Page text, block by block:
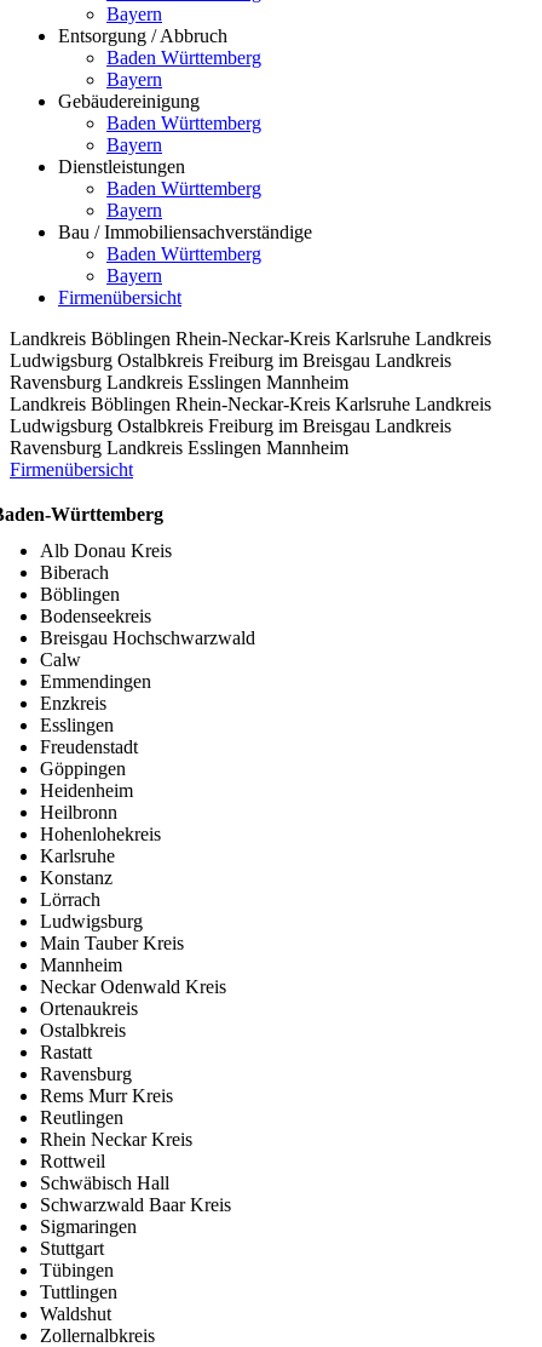
Bayern
Entsorgung / Abbruch
Baden Württemberg
Bayern
Gebäudereinigung
Baden Württemberg
Bayern
Dienstleistungen
Baden Württemberg
Bayern
Bau / Immobiliensachverständige
Baden Württemberg
Bayern
Firmenübersicht
Landkreis Böblingen Rhein-Neckar-Kreis Karlsruhe Landkreis
Ludwigsburg Ostalbkreis Freiburg im Breisgau Landkreis
Ravensburg Landkreis Esslingen Mannheim
Landkreis Böblingen Rhein-Neckar-Kreis Karlsruhe Landkreis
Ludwigsburg Ostalbkreis Freiburg im Breisgau Landkreis
Ravensburg Landkreis Esslingen Mannheim
Firmenübersicht
Württemberg
Alb Donau Kreis
Biberach
Böblingen
Bodenseekreis
Breisgau Hochschwarzwald
Calw
Emmendingen
Enzkreis
Esslingen
Freudenstadt
Göppingen
Heidenheim
Heilbronn
Hohenlohekreis
Karlsruhe
Konstanz
Lörrach
Ludwigsburg
Main Tauber Kreis
Mannheim
Neckar Odenwald Kreis
Ortenaukreis
Ostalbkreis
Rastatt
Ravensburg
Rems Murr Kreis
Reutlingen
Rhein Neckar Kreis
Rottweil
Schwäbisch Hall
Schwarzwald Baar Kreis
Sigmaringen
Stuttgart
Tübingen
Tuttlingen
Waldshut
Zollernalbkreis